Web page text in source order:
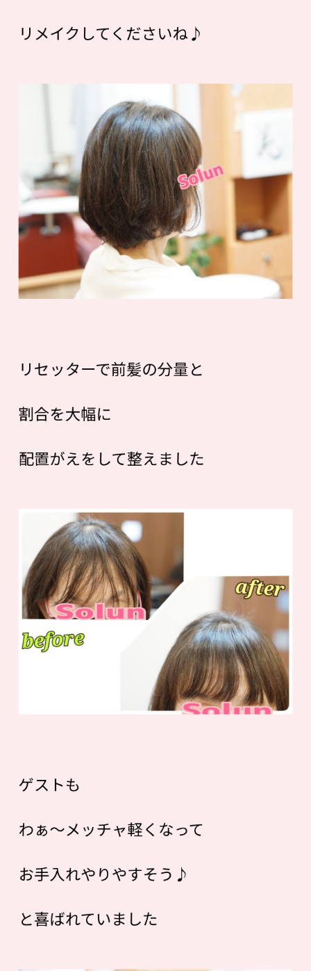
リメイクしてくださいね♪
リセッターで前髪の分量と
割合を大幅に
配置がえをして整えました
ゲストも
わぁ〜メッチャ軽くなって
お手入れやりやすそう♪
と喜ばれていました